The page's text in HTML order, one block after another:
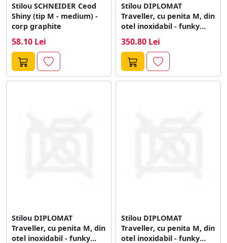
Stilou SCHNEIDER Ceod
Shiny (tip M - medium) -
corp graphite
58.10 Lei
Stilou DIPLOMAT
Traveller, cu penita M, din
otel inoxidabil - funky
350.80 Lei
Stilou DIPLOMAT
Traveller, cu penita M, din
otel inoxidabil - funky
Stilou DIPLOMAT
Traveller, cu penita M, din
otel inoxidabil - funky